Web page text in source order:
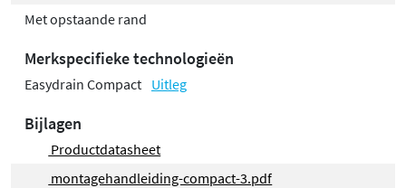
Met opstaande rand
Merkspecifieke technologieën
Easydrain Compact Uitleg
Bijlagen
Productdatasheet
montagehandleiding-compact-3.pdf